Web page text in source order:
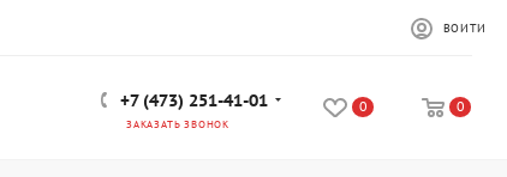
ВОЙТИ
+7 (473) 251-41-01
ЗАКАЗАТЬ ЗВОНОК
0 0